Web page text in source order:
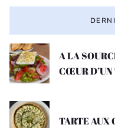
A LA
CŒUR D’UN
TARTE AUX